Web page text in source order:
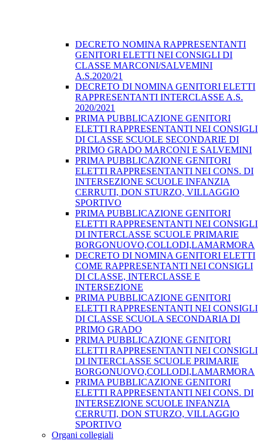
DECRETO NOMINA RAPPRESENTANTI
GENITORI ELETTI NEI CONSIGLI DI
CLASSE MARCONI/SALVEMINI
A.S.2020/21
DECRETO DI NOMINA GENITORI ELETTI
RAPPRESENTANTI INTERCLASSE A.S.
2020/2021
PRIMA PUBBLICAZIONE GENITORI
ELETTI RAPPRESENTANTI NEI CONSIGLI
DI CLASSE SCUOLE SECONDARIE DI
PRIMO GRADO MARCONI E SALVEMINI
PRIMA PUBBLICAZIONE GENITORI
ELETTI RAPPRESENTANTI NEI CONS. DI
INTERSEZIONE SCUOLE INFANZIA
CERRUTI, DON STURZO, VILLAGGIO
SPORTIVO
PRIMA PUBBLICAZIONE GENITORI
ELETTI RAPPRESENTANTI NEI CONSIGLI
DI INTERCLASSE SCUOLE PRIMARIE
BORGONUOVO,COLLODI,LAMARMORA
DECRETO DI NOMINA GENITORI ELETTI
COME RAPPRESENTANTI NEI CONSIGLI
DI CLASSE, INTERCLASSE E
INTERSEZIONE
PRIMA PUBBLICAZIONE GENITORI
ELETTI RAPPRESENTANTI NEI CONSIGLI
DI CLASSE SCUOLA SECONDARIA DI
PRIMO GRADO
PRIMA PUBBLICAZIONE GENITORI
ELETTI RAPPRESENTANTI NEI CONSIGLI
DI INTERCLASSE SCUOLE PRIMARIE
BORGONUOVO,COLLODI,LAMARMORA
PRIMA PUBBLICAZIONE GENITORI
ELETTI RAPPRESENTANTI NEI CONS. DI
INTERSEZIONE SCUOLE INFANZIA
CERRUTI, DON STURZO, VILLAGGIO
SPORTIVO
Organi collegiali